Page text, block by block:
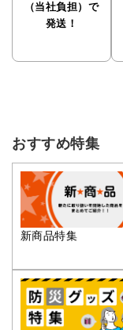
（当社負担）で
発送！
おすすめ特集
新商品特集